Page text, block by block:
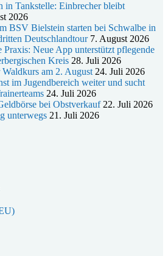
in Tankstelle: Einbrecher bleibt
2026
BSV Bielstein starten bei Schwalbe in
Deutschlandtour 7. August 2026
Neue App unterstützt pflegende
Kreis 28. Juli 2026
Waldkurs am 2. August 24. Juli 2026
im Jugendbereich weiter und sucht
24. Juli 2026
bei Obstverkauf 22. Juli 2026
unterwegs 21. Juli 2026